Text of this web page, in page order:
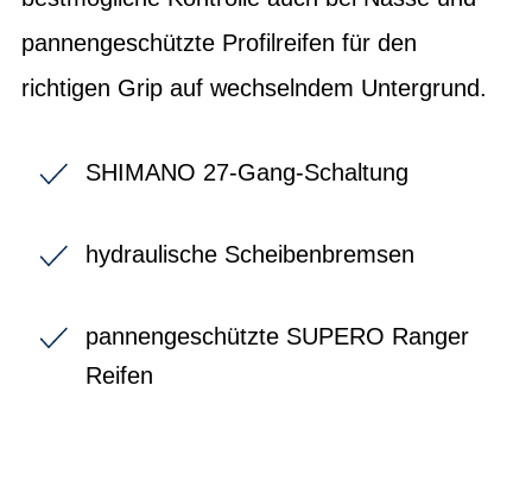
pannengeschützte Profilreifen für den
richtigen Grip auf wechselndem Untergrund.
SHIMANO 27-Gang-Schaltung
hydraulische Scheibenbremsen
pannengeschützte SUPERO Ranger
Reifen